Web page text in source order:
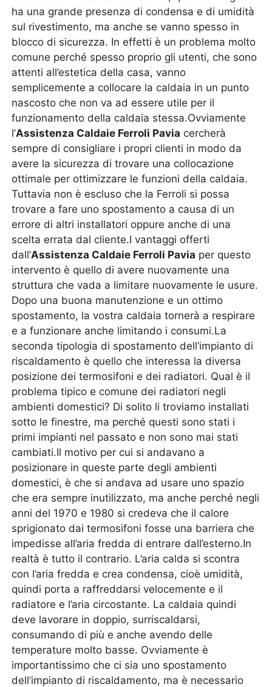
ha una grande presenza di condensa e di umidità
sul rivestimento, ma anche se vanno spesso in
blocco di sicurezza. In effetti è un problema molto
comune perché spesso proprio gli utenti, che sono
attenti all’estetica della casa, vanno
semplicemente a collocare la caldaia in un punto
nascosto che non va ad essere utile per il
funzionamento della caldaia stessa.Ovviamente
l’Assistenza Caldaie Ferroli Pavia cercherà
sempre di consigliare i propri clienti in modo da
avere la sicurezza di trovare una collocazione
ottimale per ottimizzare le funzioni della caldaia.
Tuttavia non è escluso che la Ferroli si possa
trovare a fare uno spostamento a causa di un
errore di altri installatori oppure anche di una
scelta errata dal cliente.I vantaggi offerti
dall’Assistenza Caldaie Ferroli Pavia per questo
intervento è quello di avere nuovamente una
struttura che vada a limitare nuovamente le usure.
Dopo una buona manutenzione e un ottimo
spostamento, la vostra caldaia tornerà a respirare
e a funzionare anche limitando i consumi.La
seconda tipologia di spostamento dell’impianto di
riscaldamento è quello che interessa la diversa
posizione dei termosifoni e dei radiatori. Qual è il
problema tipico e comune dei radiatori negli
ambienti domestici? Di solito li troviamo installati
sotto le finestre, ma perché questi sono stati i
primi impianti nel passato e non sono mai stati
cambiati.Il motivo per cui si andavano a
posizionare in queste parte degli ambienti
domestici, è che si andava ad usare uno spazio
che era sempre inutilizzato, ma anche perché negli
anni del 1970 e 1980 si credeva che il calore
sprigionato dai termosifoni fosse una barriera che
impedisse all’aria fredda di entrare dall’esterno.In
realtà è tutto il contrario. L’aria calda si scontra
con l’aria fredda e crea condensa, cioè umidità,
quindi porta a raffreddarsi velocemente e il
radiatore e l’aria circostante. La caldaia quindi
deve lavorare in doppio, surriscaldarsi,
consumando di più e anche avendo delle
temperature molto basse. Ovviamente è
importantissimo che ci sia uno spostamento
dell’impianto di riscaldamento, ma è necessario